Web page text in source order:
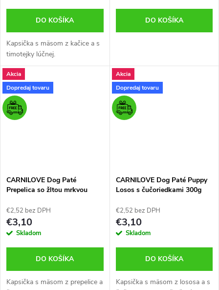
DO KOŠÍKA
Kapsička s mäsom z kačice a s
timotejky lúčnej.
DO KOŠÍKA
Akcia
Dopredaj tovaru
CARNILOVE Dog Paté
Prepelica so žltou mrkvou
€2,52 bez DPH
€3,10
Skladom
DO KOŠÍKA
Kapsička s mäsom z prepelice a
Akcia
Dopredaj tovaru
CARNILOVE Dog Paté Puppy
Losos s čučoriedkami 300g
€2,52 bez DPH
€3,10
Skladom
DO KOŠÍKA
Kapsička s mäsom z lososa a s